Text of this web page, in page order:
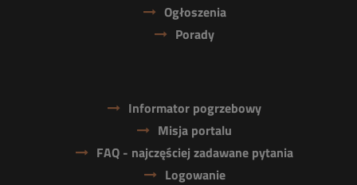
Ogłoszenia
Porady
Informator pogrzebowy
Misja portalu
FAQ - najczęściej zadawane pytania
Logowanie